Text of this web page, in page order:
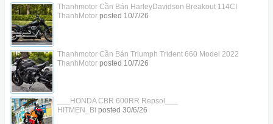
Thanhmotor Cần Bán HarleyDavidson Breakout 114CI
ThanhMotorposted 10/7/26
Thanhmotor Cần Bán Triumph Trident 660 Model 2022
ThanhMotorposted 10/7/26
___HONDA CBR 600RR Repsol___
HITMEN_Bi posted 30/6/26